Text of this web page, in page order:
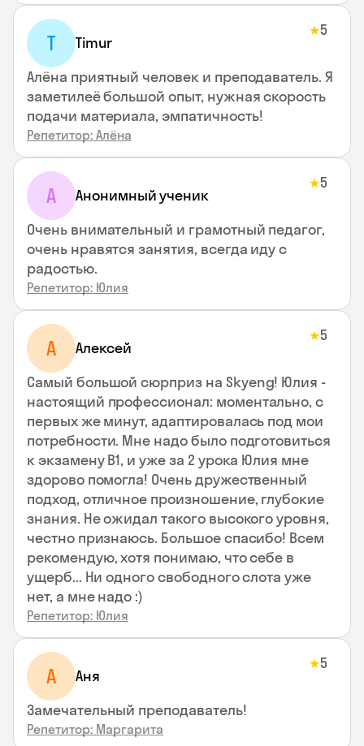
T Timur
★5
Алёна приятный человек и преподаватель. Я
заметилеё большой опыт, нужная скорость
подачи материала, эмпатичность!
Репетитор: Алёна
А Анонимный ученик
★5
Очень внимательный и грамотный педагог,
очень нравятся занятия, всегда иду с
радостью.
Репетитор: Юлия
А Алексей
★5
Самый большой сюрприз на Skyeng! Юлия -
настоящий профессионал: моментально, с
первых же минут, адаптировалась под мои
потребности. Мне надо было подготовиться
к экзамену В1, и уже за 2 урока Юлия мне
здорово помогла! Очень дружественный
подход, отличное произношение, глубокие
знания. Не ожидал такого высокого уровня,
честно признаюсь. Большое спасибо! Всем
рекомендую, хотя понимаю, что себе в
ущерб... Ни одного свободного слота уже
нет, а мне надо :)
Репетитор: Юлия
А Аня
★5
Замечательный преподаватель!
Репетитор: Маргарита